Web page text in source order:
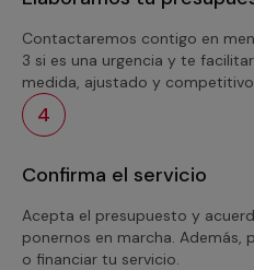
Contactaremos contigo en
3 si es una urgencia y te
medida, ajustado y
4
Confirma el servicio
Acepta el presupuesto y
ponernos en marcha. Además,
o financiar tu servicio.